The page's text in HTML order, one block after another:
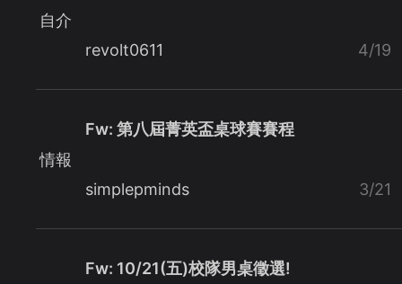
自介
revolt0611 4/19
情報
Fw: 第八屆菁英盃桌球賽賽程
simplepminds 3/21
Fw: 10/21(五)校隊男桌徵選!